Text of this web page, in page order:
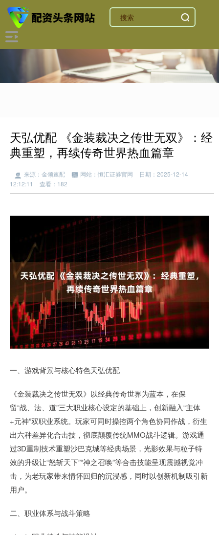
天弘优配 《金装裁决之传世无双》：经
典重塑，再续传奇世界热血篇章
来源：金领速配 网站：恒汇证券官网
日期：2025-12-14
12:12:11
查看：182
一、游戏背景与核心特色天弘优配
《金装裁决之传世无双》以经典传奇世界为蓝本，在保
留“战、法、道”三大职业核心设定的基础上，创新融入“主体
+元神”双职业系统。玩家可同时操控两个角色协同作战，衍生
出六种差异化合击技，彻底颠覆传统MMO战斗逻辑。游戏通
过3D重制技术重塑沙巴克城等经典场景，光影效果与粒子特
效的升级让“怒斩天下”“神之召唤”等合击技能呈现震撼视觉冲
击，为老玩家带来情怀回归的沉浸感，同时以创新机制吸引新
用户。
二、职业体系与战斗策略